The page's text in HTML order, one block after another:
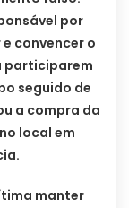
por
convencer o
participarem
seguido de
a compra da
local em
manter